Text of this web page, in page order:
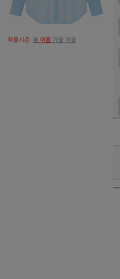
착용시즌: 봄 여름 가을 겨울